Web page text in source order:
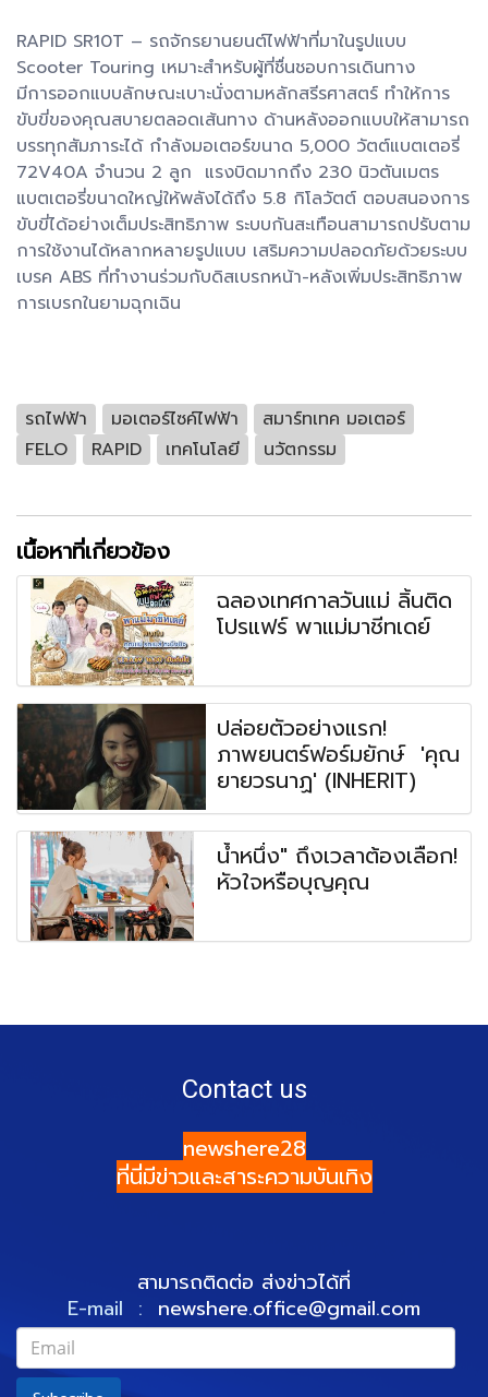
RAPID SR10T – รถจักรยานยนต์ไฟฟ้าที่มาในรูปแบบ
Scooter Touring เหมาะสำหรับผู้ที่ชื่นชอบการเดินทาง
มีการออกแบบลักษณะเบาะนั่งตามหลักสรีรศาสตร์ ทำให้การ
ขับขี่ของคุณสบายตลอดเส้นทาง ด้านหลังออกแบบให้สามารถ
บรรทุกสัมภาระได้ กำลังมอเตอร์ขนาด 5,000 วัตต์แบตเตอรี่
72V40A จำนวน 2 ลูก แรงบิดมากถึง 230 นิวตันเมตร
แบตเตอรี่ขนาดใหญ่ให้พลังได้ถึง 5.8 กิโลวัตต์ ตอบสนองการ
ขับขี่ได้อย่างเต็มประสิทธิภาพ ระบบกันสะเทือนสามารถปรับตาม
การใช้งานได้หลากหลายรูปแบบ เสริมความปลอดภัยด้วยระบบ
เบรค ABS ที่ทำงานร่วมกับดิสเบรกหน้า-หลังเพิ่มประสิทธิภาพ
การเบรกในยามฉุกเฉิน
รถไฟฟ้า มอเตอร์ไซค์ไฟฟ้า
สมาร์ทเทค มอเตอร์
FELO
RAPID เทคโนโลยี นวัตกรรม
เนื้อหาที่เกี่ยวข้อง
ฉลองเทศกาลวันแม่ ลิ้นติด
โปรแฟร์ พาแม่มาชีทเดย์
ปล่อยตัวอย่างแรก!
ภาพยนตร์ฟอร์มยักษ์ 'คุณ
ยายวรนาฏ' (INHERIT)
น้ำหนึ่ง" ถึงเวลาต้องเลือก!
หัวใจหรือบุญคุณ
Contact us
newshere28
ที่นี่มีข่าวและสาระความบันเทิง
สามารถติดต่อ ส่งข่าวได้ที่
E-mail : newshere.office@gmail.com